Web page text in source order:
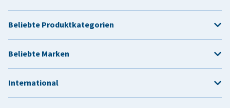
Beliebte Produktkategorien
Beliebte Marken
International